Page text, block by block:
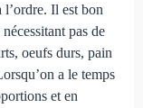
l’ordre. Il est bon
pas de
oeufs durs, pain
a le temps
et en